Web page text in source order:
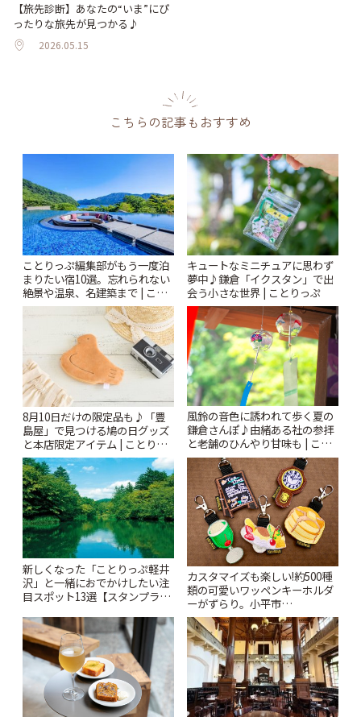
【旅先診断】あなたの“いま”にぴ
ったりな旅先が見つかる♪
2026.05.15
こちらの記事もおすすめ
ことりっぷ編集部がもう一度泊
まりたい宿10選。忘れられない
絶景や温泉、名建築まで | こと
りっぷ
キュートなミニチュアに思わず
夢中♪鎌倉「イクスタン」で出
会う小さな世界 | ことりっぷ
8月10日だけの限定品も♪「豊
島屋」で見つける鳩の日グッズ
と本店限定アイテム | ことりっ
ぷ
風鈴の音色に誘われて歩く夏の
鎌倉さんぽ♪由緒ある社の参拝
と老舗のひんやり甘味も | こと
りっぷ
新しくなった「ことりっぷ軽井
沢」と一緒におでかけしたい注
目スポット13選【スタンプラリ
カスタマイズも楽しい!約500種
類の可愛いワッペンキーホルダ
ーがずらり。小平市
「Kimamaya T&K」 | ことりっ
ぷ